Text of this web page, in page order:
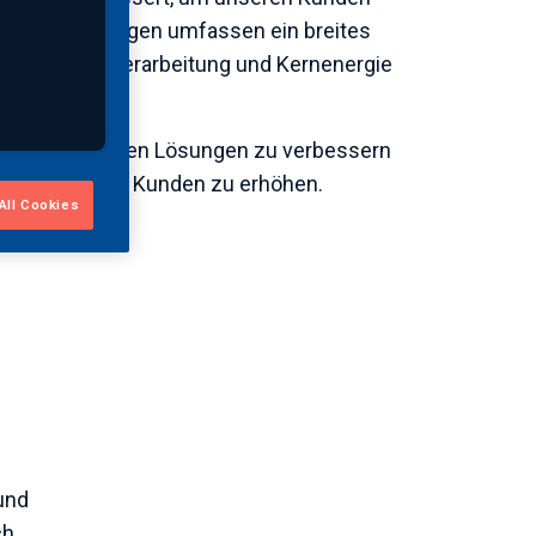
Bemühungen umfassen ein breites
und Kernenergie
bestehenden Lösungen zu verbessern
für unsere Kunden zu erhöhen.
Cookies